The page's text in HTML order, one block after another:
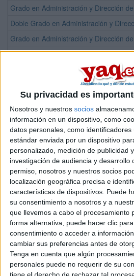
Su privacidad es
Nosotros y nuestros socios
información en un dispositivo, como
datos personales, como identificadores
estándar enviada por un dispositivo
personalizado, medición de publicidad
investigación de audiencia y desarrollo
permiso, nosotros y nuestros socios
localización geográfica precisa e
características de dispositivos. Puede
su consentimiento a nosotros y a
que llevemos a cabo el procesamiento
forma alternativa, puede hacer clic
consentimiento o acceder a
cambiar sus preferencias antes de
Tenga en cuenta que algún
personales puede no requerir de su
Grado en Administración y Dirección
Doble Grado en Administración y
Grado en Administración y Dirección
Doble Grado en Administración y
Doble Grado en Administración y
Máster Universitario en Auditoría de
Máster Universitario en
Máster Universitario en Dirección de
Máster Universitario en Dirección
Máster Universitario en Finanzas
Máster Universitario en Gestión de
Máster Universitario en Recursos
¡Síguenos en Facebook!